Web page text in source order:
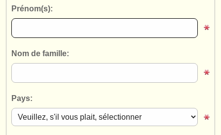
jobs - administration
stages/ cours
instruments volés
Prénom(s):
Nom de famille:
Pays: